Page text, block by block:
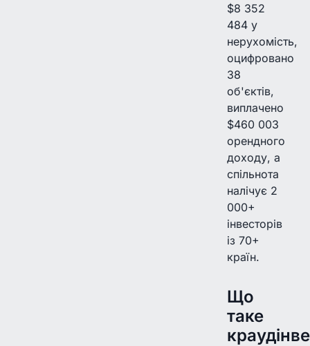
$8 352
484 у
нерухомість,
оцифровано
38
об'єктів,
виплачено
$460 003
орендного
доходу, а
спільнота
налічує 2
000+
інвесторів
із 70+
країн.
Що
таке